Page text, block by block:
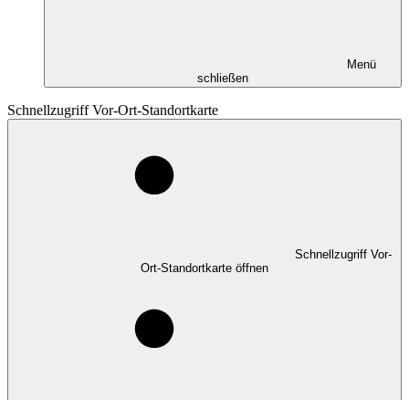
Menü
schließen
Schnellzugriff Vor-Ort-Standortkarte
Schnellzugriff Vor-
Ort-Standortkarte öffnen